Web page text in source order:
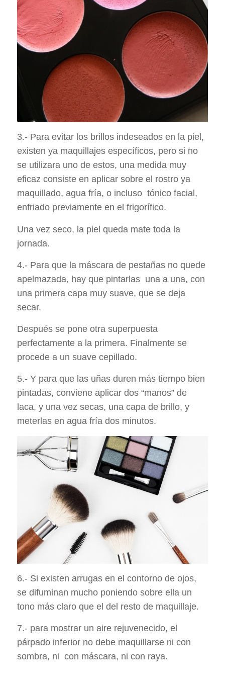
3.- Para evitar los brillos indeseados en la piel,
existen ya maquillajes específicos, pero si no
se utilizara uno de estos, una medida muy
eficaz consiste en aplicar sobre el rostro ya
maquillado, agua fría, o incluso tónico facial,
enfriado previamente en el frigorífico.
Una vez seco, la piel queda mate toda la
jornada.
4.- Para que la máscara de pestañas no quede
apelmazada, hay que pintarlas una a una, con
una primera capa muy suave, que se deja
secar.
Después se pone otra superpuesta
perfectamente a la primera. Finalmente se
procede a un suave cepillado.
5.- Y para que las uñas duren más tiempo bien
pintadas, conviene aplicar dos “manos” de
laca, y una vez secas, una capa de brillo, y
meterlas en agua fría dos minutos.
6.- Si existen arrugas en el contorno de ojos,
se difuminan mucho poniendo sobre ella un
tono más claro que el del resto de maquillaje.
7.- para mostrar un aire rejuvenecido, el
párpado inferior no debe maquillarse ni con
sombra, ni con máscara, ni con raya.